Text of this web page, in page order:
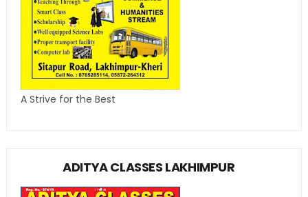
A Strive for the Best
ADITYA CLASSES LAKHIMPUR